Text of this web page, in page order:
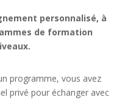
personnalisé, à
de formation
programme, vous avez
privé pour échanger avec